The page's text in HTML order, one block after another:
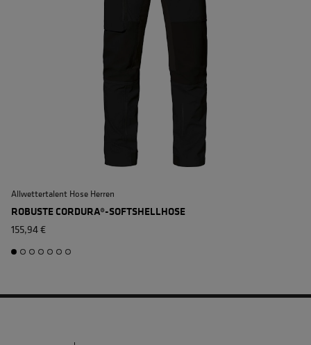
Allwettertalent Hose Herren
ROBUSTE CORDURA®-SOFTSHELLHOSE
155,94 €